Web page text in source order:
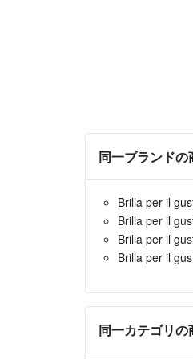
同一ブランドの
Brilla per il
Brilla per il
Brilla per il
Brilla per il
同一カテゴリの